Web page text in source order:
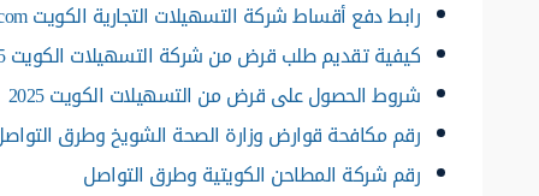
رابط دفع أقساط شركة التسهيلات التجارية الكويت cfc-kw.com
كيفية تقديم طلب قرض من شركة التسهيلات الكويت 2025
شروط الحصول على قرض من التسهيلات الكويت 2025
رقم مكافحة قوارض وزارة الصحة الشويخ وطرق
رقم شركة المطاحن الكويتية وطرق التواصل